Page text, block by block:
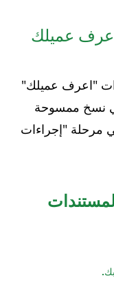
عميلك
"اعرف عميلك"
في نسخ ممسوحة
مرحلة "إجراءات
المستندات